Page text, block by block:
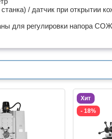
/ датчик при открытии
для регулировки напора СОЖ
Хит
- 18%